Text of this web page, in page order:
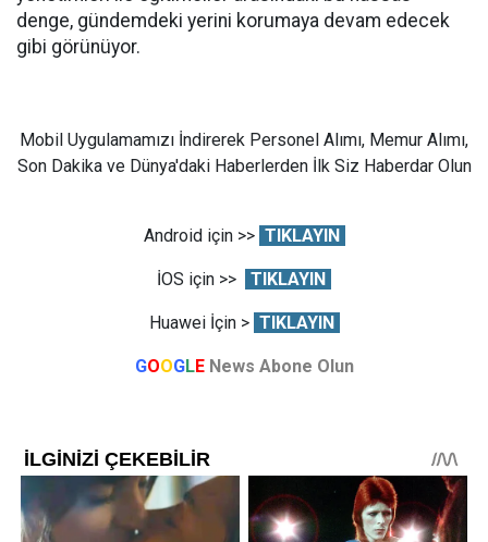
denge, gündemdeki yerini korumaya devam edecek
gibi görünüyor.
Mobil Uygulamamızı İndirerek Personel Alımı, Memur Alımı,
Son Dakika ve Dünya'daki Haberlerden İlk Siz Haberdar Olun
Android için >> TIKLAYIN
İOS için >> TIKLAYIN
Huawei İçin > TIKLAYIN
GOOGLE News Abone Olun